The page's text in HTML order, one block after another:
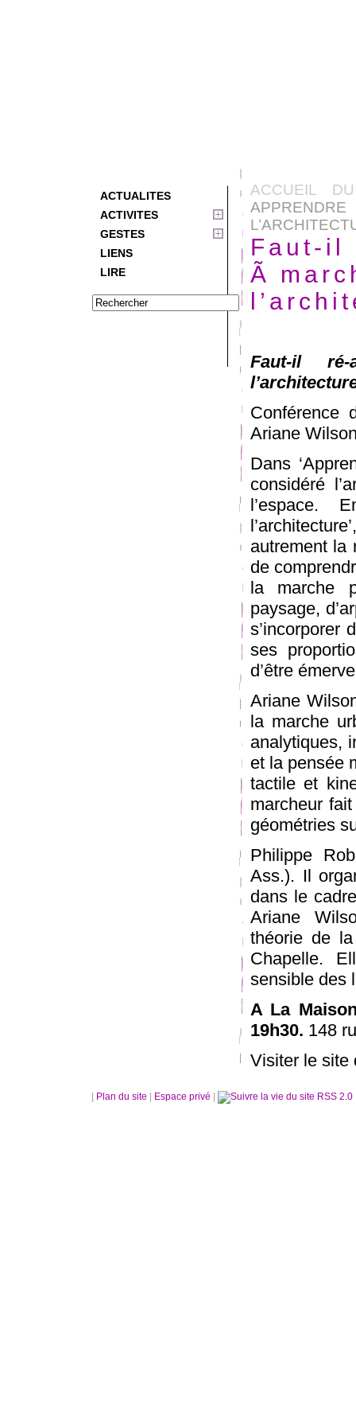
ACTUALITES
ACTIVITES
GESTES
LIENS
LIRE
ACCUEIL
Faut-il
Ã
Faut-il
Conférence
Ariane
Dans
considéré
l’espace.
autrement la
de
la marche
paysage,
s’incorporer
ses
d’être
Ariane
la marche
analytiques,
et la pensée
tactile et
marcheur fait
géométries
Philippe
Ass.). Il
dans le
Ariane
théorie de
Chapelle.
sensible des
A La
19h30. 148
Visiter le site
Plan du site Espace privé RSS 2.0